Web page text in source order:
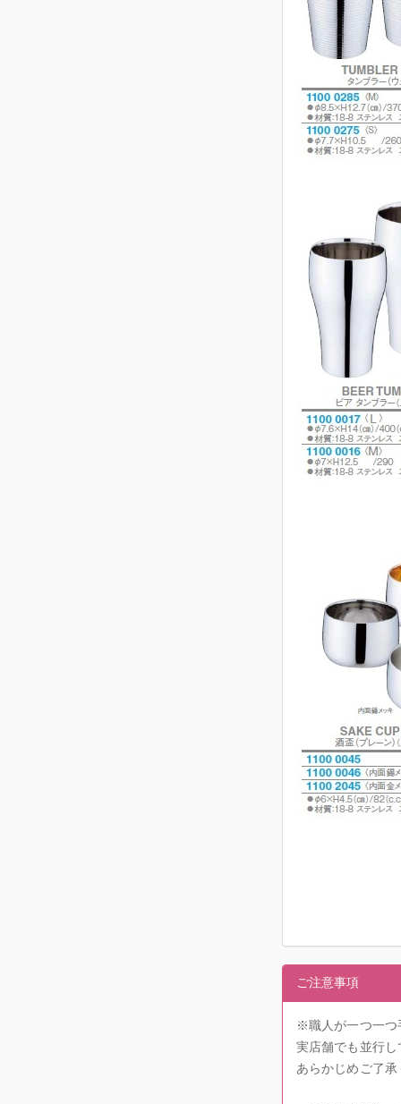
ご注意事項
※職人が一つ一つ
実店舗でも並行
あらかじめご了承